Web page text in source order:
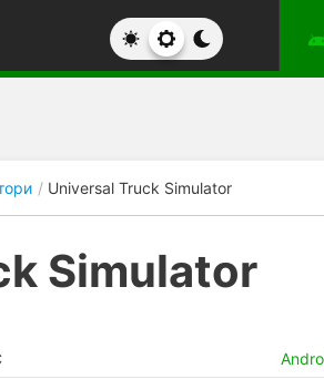
Universal Truck Simulator
Simulator